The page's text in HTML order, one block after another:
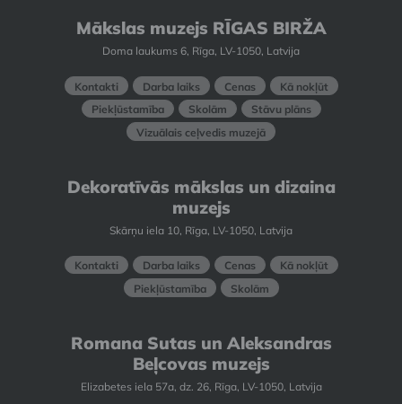
Mākslas muzejs RĪGAS BIRŽA
Doma laukums 6, Rīga, LV-1050, Latvija
Kontakti Darba laiks Cenas
Kā nokļūt
Piekļūstamība
Skolām
Stāvu plāns
Vizuālais ceļvedis muzejā
Dekoratīvās mākslas un dizaina
muzejs
Skārņu iela 10, Rīga, LV-1050, Latvija
Kontakti Darba laiks Cenas
Kā nokļūt
Piekļūstamība
Skolām
Romana Sutas un Aleksandras
Beļcovas muzejs
Elizabetes iela 57a, dz. 26, Rīga, LV-1050, Latvija